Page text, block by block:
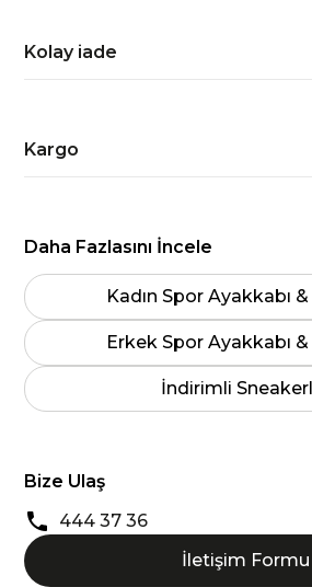
Kolay iade
Kargo
Daha Fazlasını İncele
Kadın Spor Ayakkabı
Erkek Spor Ayakkabı
İndirimli
Bize Ulaş
444 37 36
İletişim Formu